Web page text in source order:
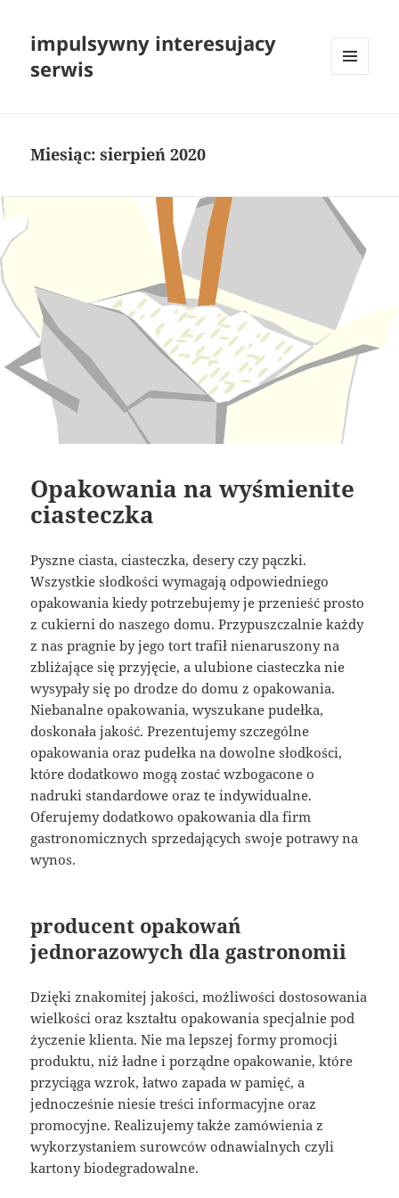
impulsywny interesujacy
serwis
Miesiąc:sierpień 2020
Opakowania na wyśmienite
ciasteczka
Pyszne ciasta, ciasteczka, desery czy pączki.
Wszystkie słodkości wymagają odpowiedniego
opakowania kiedy potrzebujemy je przenieść prosto
z cukierni do naszego domu. Przypuszczalnie każdy
z nas pragnie by jego tort trafił nienaruszony na
zbliżające się przyjęcie, a ulubione ciasteczka nie
wysypały się po drodze do domu z opakowania.
Niebanalne opakowania, wyszukane pudełka,
doskonała jakość. Prezentujemy szczególne
opakowania oraz pudełka na dowolne słodkości,
które dodatkowo mogą zostać wzbogacone o
nadruki standardowe oraz te indywidualne.
Oferujemy dodatkowo opakowania dla firm
gastronomicznych sprzedających swoje potrawy na
wynos.
producent opakowań
jednorazowych dla gastronomii
Dzięki znakomitej jakości, możliwości dostosowania
wielkości oraz kształtu opakowania specjalnie pod
życzenie klienta. Nie ma lepszej formy promocji
produktu, niż ładne i porządne opakowanie, które
przyciąga wzrok, łatwo zapada w pamięć, a
jednocześnie niesie treści informacyjne oraz
promocyjne. Realizujemy także zamówienia z
wykorzystaniem surowców odnawialnych czyli
kartony biodegradowalne.